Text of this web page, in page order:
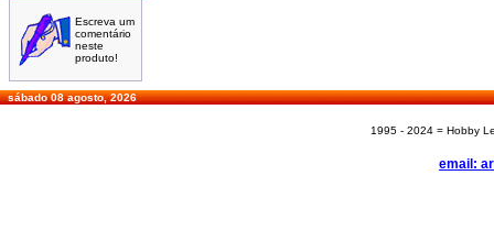
Escreva um
comentário
neste
produto!
sábado 08 agosto, 2026
1995 - 2024 = Hobby
email: